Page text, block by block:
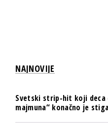
NAJNOVIJE
Svetski strip-hit koji deca
majmuna“ konačno je